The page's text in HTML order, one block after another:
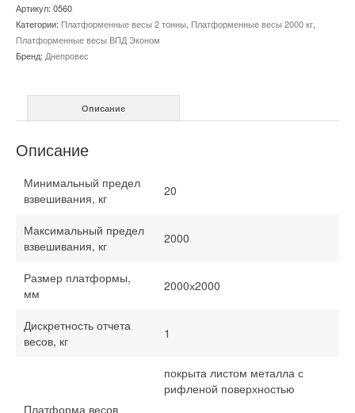
Эконом
2000х2000
мм
2000
Артикул: 0560
Категории: Платформенные весы 2 тонны, Платформенные весы 2000 кг,
Платформенные весы ВПД Эконом
Бренд: Днепровес
Описание
Описание
Минимальный предел
взвешивания, кг
20
Максимальный предел
взвешивания, кг
2000
Размер платформы,
мм
2000х2000
Дискретность отчета
весов, кг
1
Платформа весов
покрыта листом металла с
рифленой поверхностью